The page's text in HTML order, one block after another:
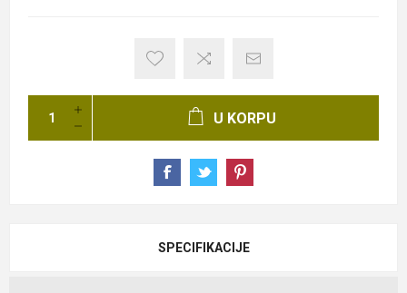
U KORPU
SPECIFIKACIJE